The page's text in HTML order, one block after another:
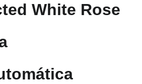
White Rose